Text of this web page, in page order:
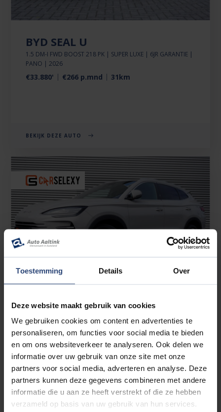
Toestemming Details Over
Deze website maakt gebruik van cookies
We gebruiken cookies om content en advertenties te
personaliseren, om functies voor social media te bieden
en om ons websiteverkeer te analyseren. Ook delen we
informatie over uw gebruik van onze site met onze
partners voor social media, adverteren en analyse. Deze
partners kunnen deze gegevens combineren met andere
informatie die u aan ze heeft verstrekt of die ze hebben
verzameld op basis van uw gebruik van hun services.
BYD SEAL U
1.5 DM-I FWD BOOST 218 PK | SUPER LUXE | 6JR GARANTIE |
PANO | 2026
€33.880' €266 p.mnd 31km
BEKIJK DEZE AUTO
BYD SEAL U
1.5 DM-I FWD BOOST 218 PK | BRUIN INT. | 6JR GARANTIE |
MY26 | 2026
€33.880' €266 p.mnd 24km
BEKIJK DEZE AUTO